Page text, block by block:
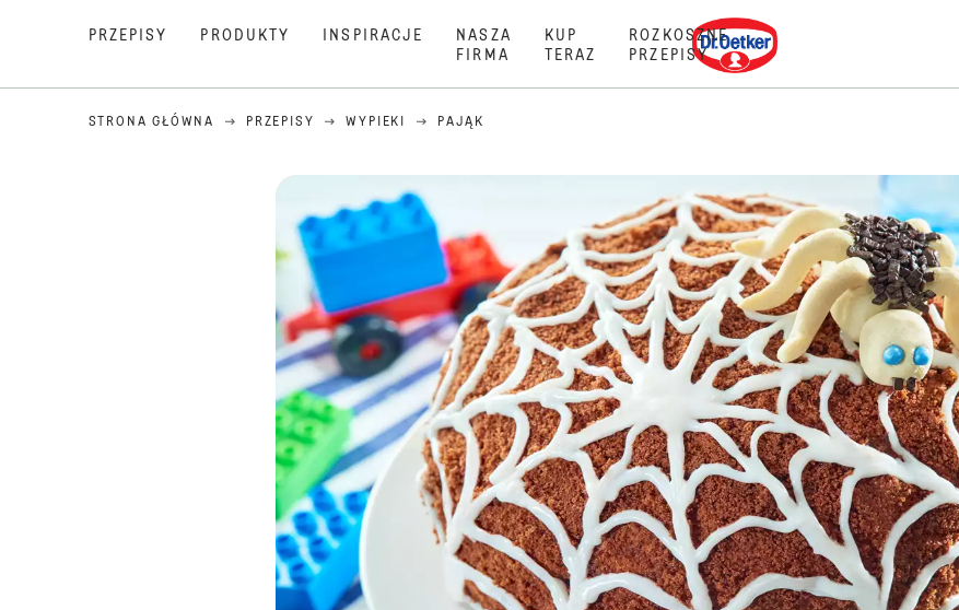
PRZEPISY PRODUKTY INSPIRACJE
NASZA
FIRMA
KUP
TERAZ
ROZKOSZNE
PRZEPISY
Dr. Oetker
STRONA GŁÓWNA PRZEPISY WYPIEKI PAJĄK